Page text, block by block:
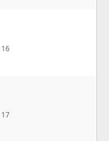
16
17